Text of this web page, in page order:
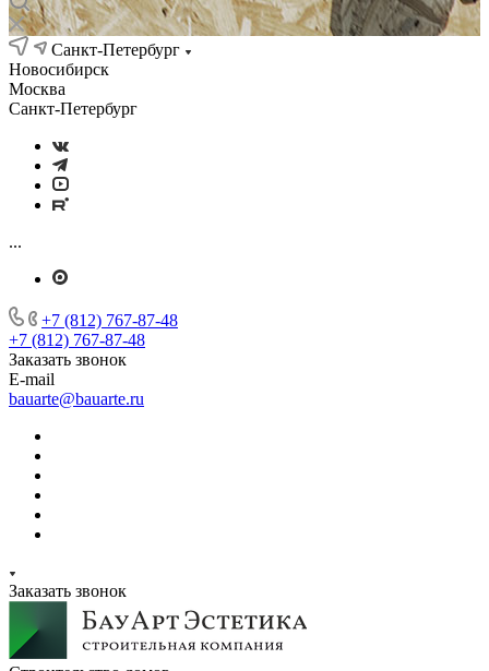
Санкт-Петербург
Новосибирск
Москва
Санкт-Петербург
...
+7 (812) 767-87-48
+7 (812) 767-87-48
Заказать звонок
E-mail
bauarte@bauarte.ru
Заказать звонок